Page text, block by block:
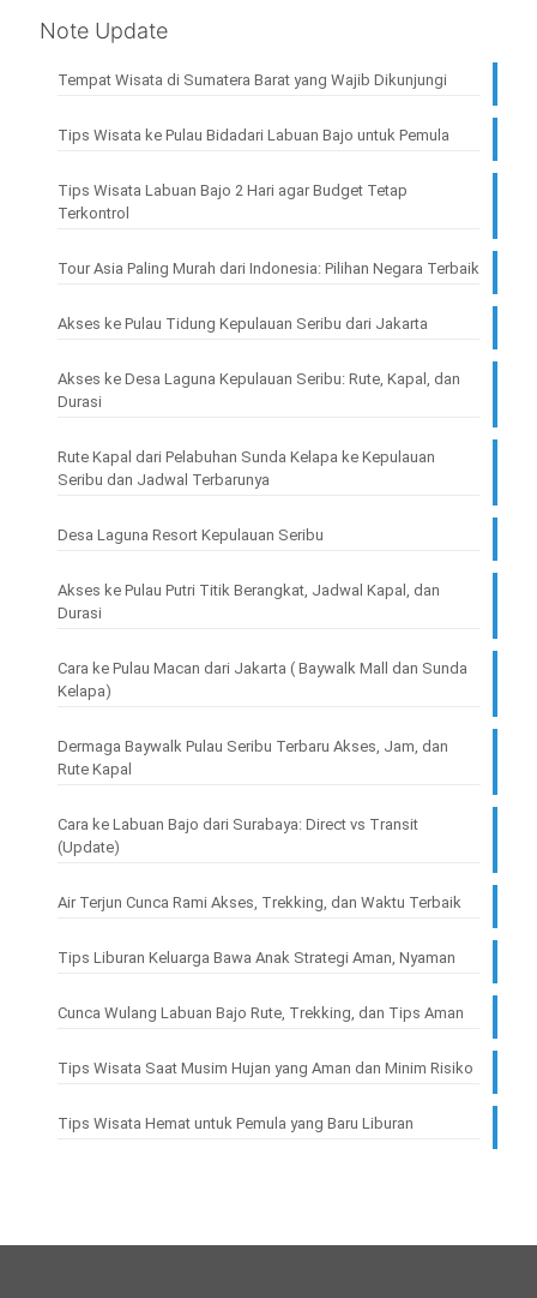
Note Update
Tempat Wisata di Sumatera Barat yang Wajib Dikunjungi
Tips Wisata ke Pulau Bidadari Labuan Bajo untuk Pemula
Tips Wisata Labuan Bajo 2 Hari agar Budget Tetap
Terkontrol
Tour Asia Paling Murah dari Indonesia: Pilihan Negara Terbaik
Akses ke Pulau Tidung Kepulauan Seribu dari Jakarta
Akses ke Desa Laguna Kepulauan Seribu: Rute, Kapal, dan
Durasi
Rute Kapal dari Pelabuhan Sunda Kelapa ke Kepulauan
Seribu dan Jadwal Terbarunya
Desa Laguna Resort Kepulauan Seribu
Akses ke Pulau Putri Titik Berangkat, Jadwal Kapal, dan
Durasi
Cara ke Pulau Macan dari Jakarta ( Baywalk Mall dan Sunda
Kelapa)
Dermaga Baywalk Pulau Seribu Terbaru Akses, Jam, dan
Rute Kapal
Cara ke Labuan Bajo dari Surabaya: Direct vs Transit
(Update)
Air Terjun Cunca Rami Akses, Trekking, dan Waktu Terbaik
Tips Liburan Keluarga Bawa Anak Strategi Aman, Nyaman
Cunca Wulang Labuan Bajo Rute, Trekking, dan Tips Aman
Tips Wisata Saat Musim Hujan yang Aman dan Minim Risiko
Tips Wisata Hemat untuk Pemula yang Baru Liburan